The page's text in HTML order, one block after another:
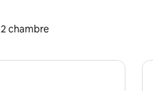
2 chambre